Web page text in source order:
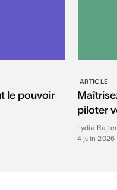
le pouvoir
ARTICLE
piloter
Lydia
4 juin 2026